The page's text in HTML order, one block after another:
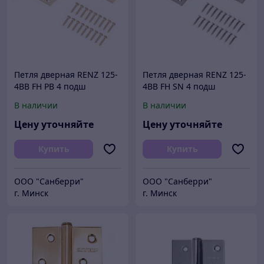
Петля дверная RENZ 125-
4BB FH РВ 4 подш
(50;1!!!)
В наличии
Цену уточняйте
Купить
ООО "Санберри"
г. Минск
Петля дверная RENZ 125-
4BB FH SN 4 подш
(50;1!!!)
В наличии
Цену уточняйте
Купить
ООО "Санберри"
г. Минск